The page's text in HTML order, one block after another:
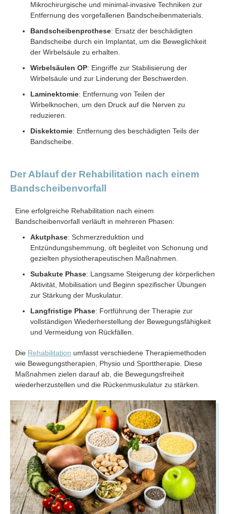
Mikrochirurgische und minimal-invasive Techniken zur
Entfernung des vorgefallenen Bandscheibenmaterials.
Bandscheibenprothese: Ersatz der beschädigten
Bandscheibe durch ein Implantat, um die Beweglichkeit
der Wirbelsäule zu erhalten.
Wirbelsäulen OP: Eingriffe zur Stabilisierung der
Wirbelsäule und zur Linderung der Beschwerden.
Laminektomie: Entfernung von Teilen der
Wirbelknochen, um den Druck auf die Nerven zu
reduzieren.
Diskektomie: Entfernung des beschädigten Teils der
Bandscheibe.
Der Ablauf der Rehabilitation nach einem
Bandscheibenvorfall
Eine erfolgreiche Rehabilitation nach einem
Bandscheibenvorfall verläuft in mehreren Phasen:
Akutphase: Schmerzreduktion und
Entzündungshemmung, oft begleitet von Schonung und
gezielten physiotherapeutischen Maßnahmen.
Subakute Phase: Langsame Steigerung der körperlichen
Aktivität, Mobilisation und Beginn spezifischer Übungen
zur Stärkung der Muskulatur.
Langfristige Phase: Fortführung der Therapie zur
vollständigen Wiederherstellung der Bewegungsfähigkeit
und Vermeidung von Rückfällen.
Die Rehabilitation umfasst verschiedene Therapiemethoden
wie Bewegungstherapien, Physio und Sporttherapie. Diese
Maßnahmen zielen darauf ab, die Bewegungsfreiheit
wiederherzustellen und die Rückenmuskulatur zu stärken.